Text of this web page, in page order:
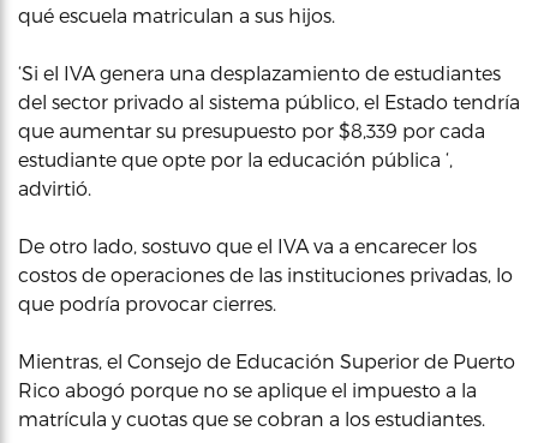
qué escuela matriculan a sus hijos.
‘Si el IVA genera una desplazamiento de estudiantes
del sector privado al sistema público, el Estado tendría
que aumentar su presupuesto por $8,339 por cada
estudiante que opte por la educación pública ‘,
advirtió.
De otro lado, sostuvo que el IVA va a encarecer los
costos de operaciones de las instituciones privadas, lo
que podría provocar cierres.
Mientras, el Consejo de Educación Superior de Puerto
Rico abogó porque no se aplique el impuesto a la
matrícula y cuotas que se cobran a los estudiantes.